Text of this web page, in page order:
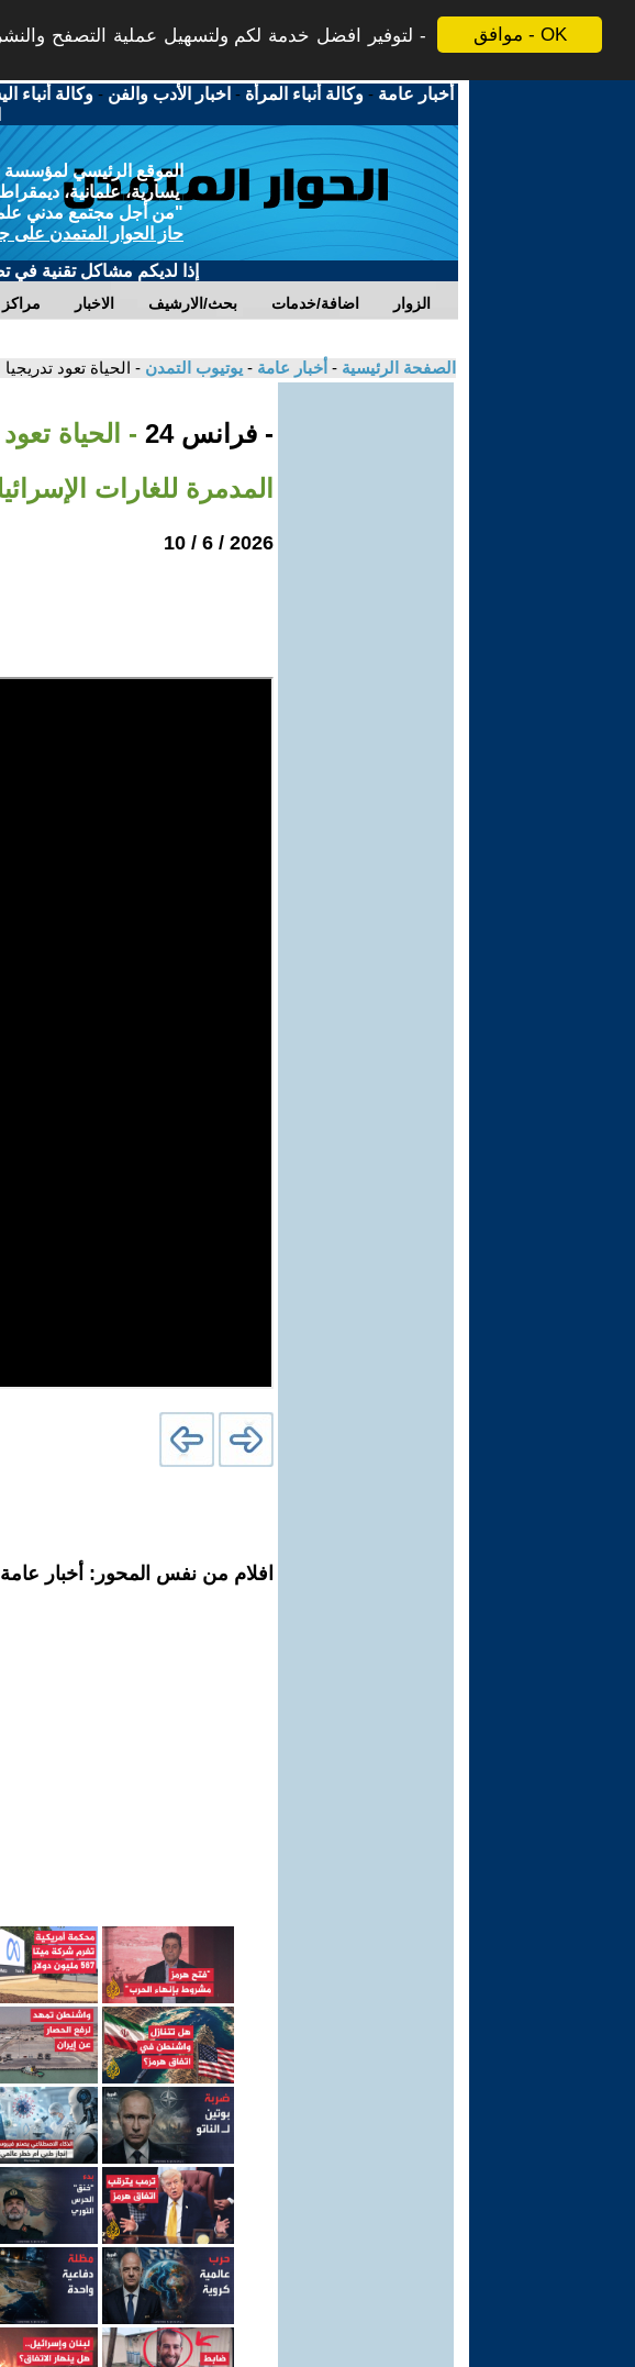
موافق - OK
لتوفير افضل خدمة لكم ولتسهيل عملية التصفح
أخبار عامة -وكالة أنباء المرأة - اخبار الأدب والفن -وكالة أنباء
الموقع الرئيسي لمؤسسة
يسارية، علمانية،
"من أجل مجتمع مدني
حاز الحوار المتمدن على
إذا لديكم مشاكل تقنية في
مراكز الاخبار بحث/الارشيف اضافة/خدمات الزوار
الصفحة الرئيسية - أخبار عامة - يوتيوب التمدن - الحياة تعود
- فرانس 24
- الحياة
المدمرة للغارات
2026 / 6 / 10
افلام من نفس المحور: أخبار عامة